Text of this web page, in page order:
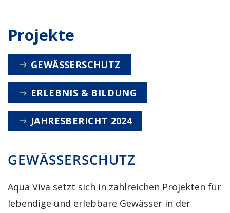
Projekte
GEWÄSSERSCHUTZ
ERLEBNIS & BILDUNG
JAHRESBERICHT 2024
GEWÄSSERSCHUTZ
Aqua Viva setzt sich in zahlreichen Projekten für
lebendige und erlebbare Gewässer in der